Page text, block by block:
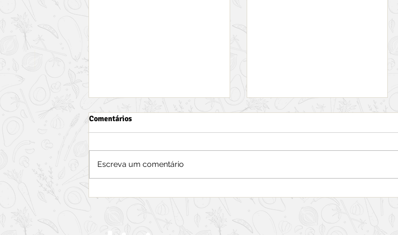
colher maças, morangos e
Comentários
Escreva um comentário